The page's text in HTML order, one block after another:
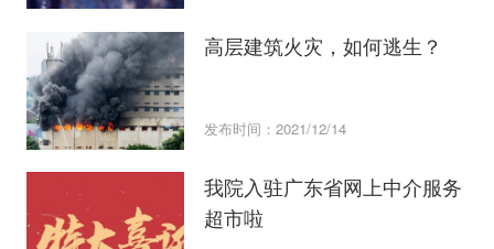
高层建筑火灾，如何逃生？
发布时间：2021/12/14
我院入驻广东省网上中介服务
超市啦